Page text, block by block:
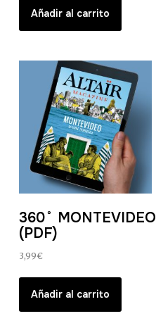
Añadir al carrito
360˚ MONTEVIDEO
(PDF)
3,99€
Añadir al carrito